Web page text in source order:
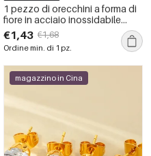
1 pezzo di orecchini a forma di
fiore in acciaio inossidabile
impermeabile color oro con
zirconi
€1,43 €1,68
Ordine min. di 1 pz.
magazzino in Cina